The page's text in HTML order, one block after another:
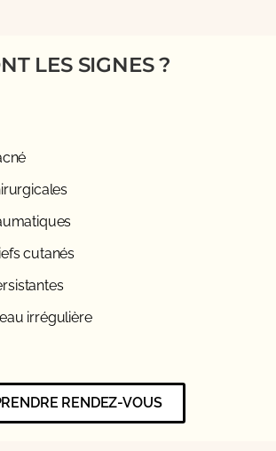
LES SIGNES ?
cutanés
irrégulière
RENDEZ-VOUS